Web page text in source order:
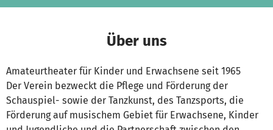
Über uns
Amateurtheater für Kinder und Erwachsene seit 1965
Der Verein bezweckt die Pflege und Förderung der
Schauspiel- sowie der Tanzkunst, des Tanzsports, die
Förderung auf musischem Gebiet für Erwachsene, Kinder